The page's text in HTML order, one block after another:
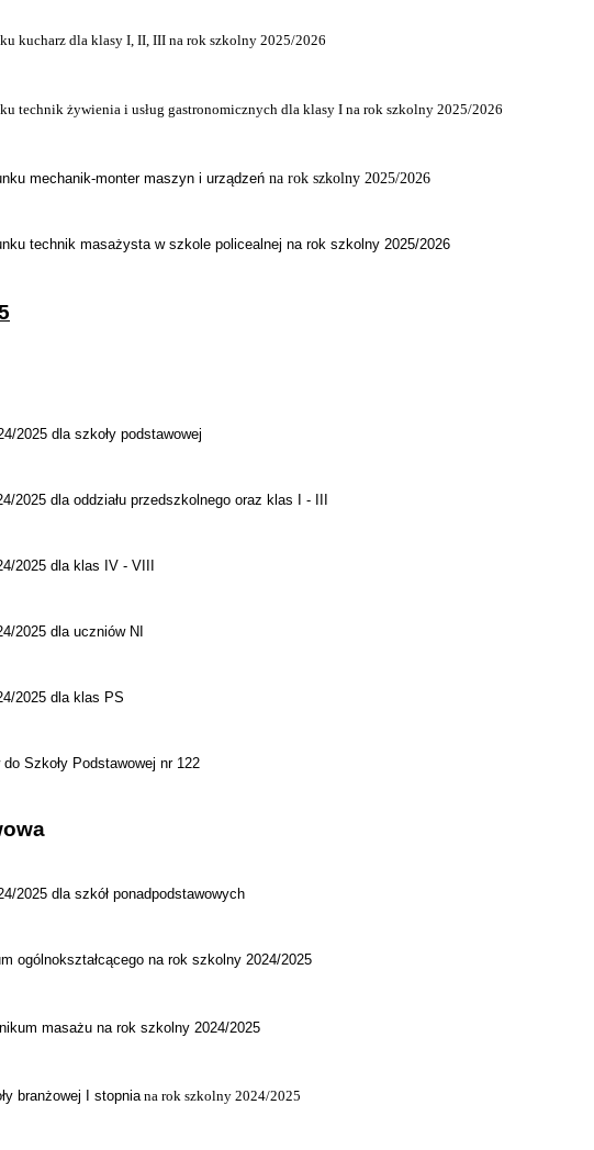
kucharz dla klasy I, II, III na rok szkolny 2025/2026
technik żywienia i usług gastronomicznych dla klasy I na rok szkolny 2025/2026
mechanik-monter maszyn i urządzeń na rok szkolny 2025/2026
technik masażysta w szkole policealnej na rok szkolny 2025/2026
2025 dla szkoły podstawowej
2025 dla oddziału przedszkolnego oraz klas I - III
2025 dla klas IV - VIII
2025 dla uczniów NI
2025 dla klas PS
Szkoły Podstawowej nr 122
2025 dla szkół ponadpodstawowych
ogólnokształcącego na rok szkolny 2024/2025
masażu na rok szkolny 2024/2025
branżowej I stopniana rok szkolny 2024/2025